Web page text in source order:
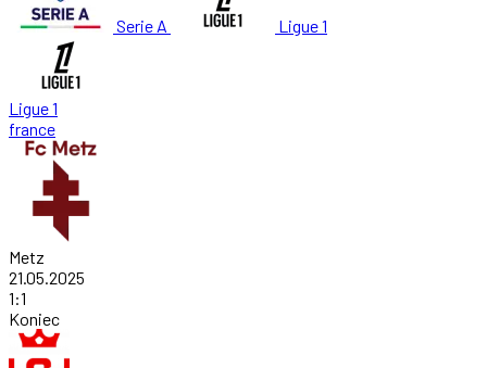
Serie A Ligue 1
Ligue 1
france
Metz
21.05.2025
1:1
Koniec